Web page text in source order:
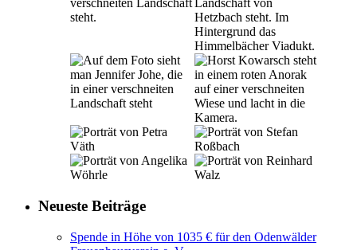
Neueste Beiträge
Spende in Höhe von 1035 € für den Odenwälder